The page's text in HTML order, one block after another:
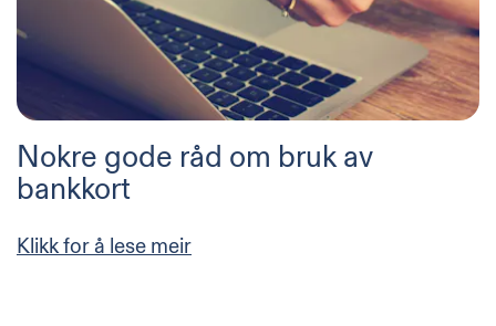
Nokre gode råd om bruk av
bankkort
Klikk for å lese meir